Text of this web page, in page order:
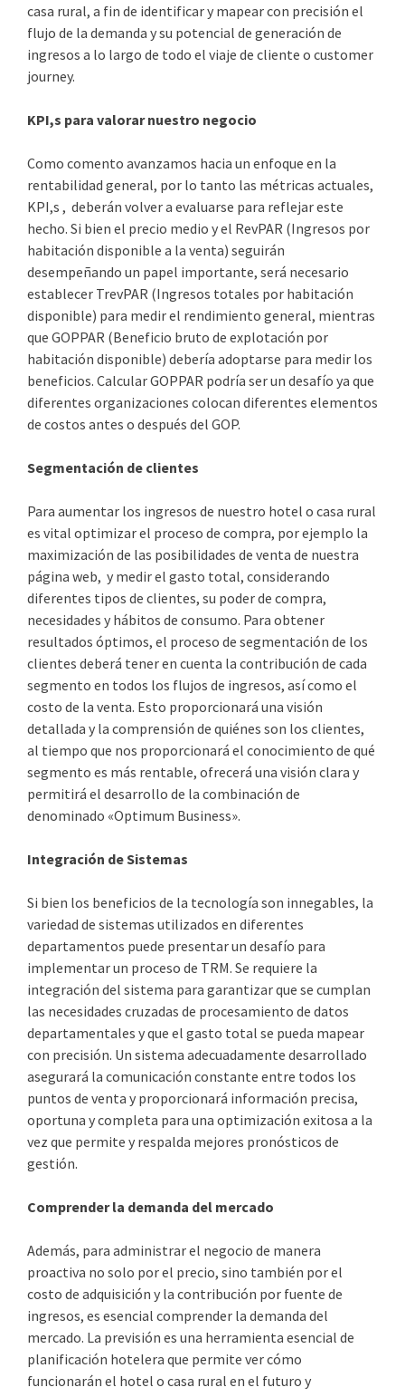
casa rural, a fin de identificar y mapear con precisión el
flujo de la demanda y su potencial de generación de
ingresos a lo largo de todo el viaje de cliente o customer
journey.
KPI,s para valorar nuestro negocio
Como comento avanzamos hacia un enfoque en la
rentabilidad general, por lo tanto las métricas actuales,
KPI,s , deberán volver a evaluarse para reflejar este
hecho. Si bien el precio medio y el RevPAR (Ingresos por
habitación disponible a la venta) seguirán
desempeñando un papel importante, será necesario
establecer TrevPAR (Ingresos totales por habitación
disponible) para medir el rendimiento general, mientras
que GOPPAR (Beneficio bruto de explotación por
habitación disponible) debería adoptarse para medir los
beneficios. Calcular GOPPAR podría ser un desafío ya que
diferentes organizaciones colocan diferentes elementos
de costos antes o después del GOP.
Segmentación de clientes
Para aumentar los ingresos de nuestro hotel o casa rural
es vital optimizar el proceso de compra, por ejemplo la
maximización de las posibilidades de venta de nuestra
página web, y medir el gasto total, considerando
diferentes tipos de clientes, su poder de compra,
necesidades y hábitos de consumo. Para obtener
resultados óptimos, el proceso de segmentación de los
clientes deberá tener en cuenta la contribución de cada
segmento en todos los flujos de ingresos, así como el
costo de la venta. Esto proporcionará una visión
detallada y la comprensión de quiénes son los clientes,
al tiempo que nos proporcionará el conocimiento de qué
segmento es más rentable, ofrecerá una visión clara y
permitirá el desarrollo de la combinación de
denominado «Optimum Business».
Integración de Sistemas
Si bien los beneficios de la tecnología son innegables, la
variedad de sistemas utilizados en diferentes
departamentos puede presentar un desafío para
implementar un proceso de TRM. Se requiere la
integración del sistema para garantizar que se cumplan
las necesidades cruzadas de procesamiento de datos
departamentales y que el gasto total se pueda mapear
con precisión. Un sistema adecuadamente desarrollado
asegurará la comunicación constante entre todos los
puntos de venta y proporcionará información precisa,
oportuna y completa para una optimización exitosa a la
vez que permite y respalda mejores pronósticos de
gestión.
Comprender la demanda del mercado
Además, para administrar el negocio de manera
proactiva no solo por el precio, sino también por el
costo de adquisición y la contribución por fuente de
ingresos, es esencial comprender la demanda del
mercado. La previsión es una herramienta esencial de
planificación hotelera que permite ver cómo
funcionarán el hotel o casa rural en el futuro y